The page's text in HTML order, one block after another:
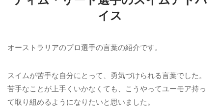
イス
オーストラリアのプロ選手の言葉の紹介です。
スイムが苦手な自分にとって、勇気づけられる言葉でした。
苦手なことが上手くいかなくても、こうやってユーモア持っ
て取り組めるようになりたいと思いました。